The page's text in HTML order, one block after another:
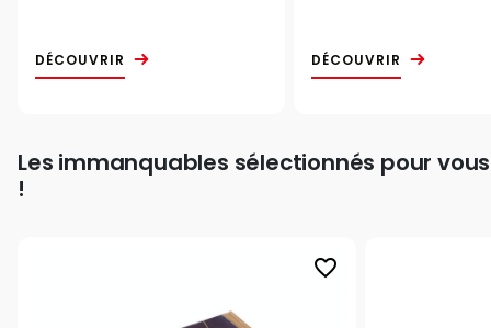
DÉCOUVRIR DÉCOUVRIR
Les immanquables sélectionnés pour vous
!
favorite_border